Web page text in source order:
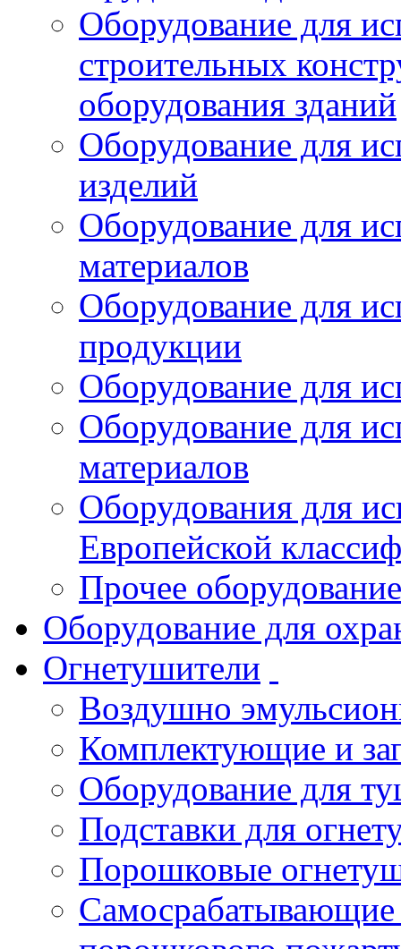
Оборудование для
строительных
оборудования зданий
Оборудование для
изделий
Оборудование для
материалов
Оборудование для
продукции
Оборудование для
Оборудование для
материалов
Оборудования для
Европейской
Прочее оборудование
Оборудование для
Огнетушители
Воздушно
Комплектующие и
Оборудование для
Подставки для
Порошковые